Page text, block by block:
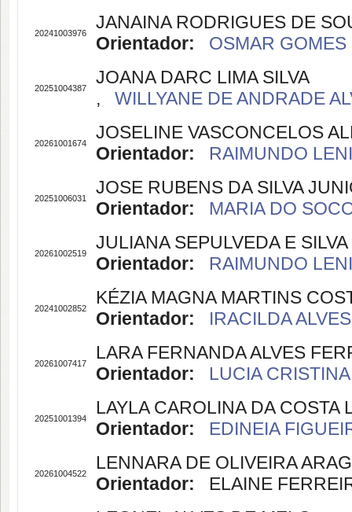
20241003976
JANAINA RODRIGUES DE
Orientador:
OSMAR
20251004387
JOANA DARC LIMA SILVA
, WILLYANE DE ANDRADE
20261001674
JOSELINE VASCONCELOS
Orientador:
RAIMUNDO
20251006031
JOSE RUBENS DA SILVA
Orientador:
MARIA DO
20261002519
JULIANA SEPULVEDA E SILVA
Orientador:
RAIMUNDO
20241002852
KÉZIA MAGNA MARTINS
Orientador:
IRACILDA
20261007417
LARA FERNANDA ALVES
Orientador:
LUCIA
20251001394
LAYLA CAROLINA DA COSTA
Orientador:
EDINEIA
20261004522
LENNARA DE OLIVEIRA
Orientador: ELAINE